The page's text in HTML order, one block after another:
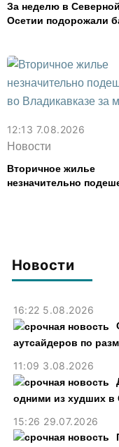
Новости
16:22 5.08.2026
аутсайдеров по
11:09 3.08.2026
одними из худших
15:26 29.07.2026
За неделю в Северной
Осетии подорожали
картофель
12:13 7.08.2026
Новости
Вторичное жилье
незначительно